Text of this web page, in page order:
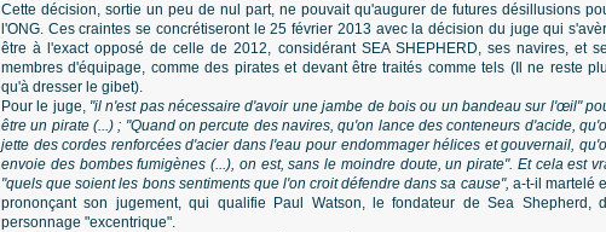
Cette décision, sortie un peu de nul part, ne pouvait qu'augurer de futures désillusions
l'ONG. Ces craintes se concrétiseront le 25 février 2013 avec la décision du juge qui
être à l'exact opposé de celle de 2012, considérant SEA SHEPHERD, ses navires, et
membres d'équipage, comme des pirates et devant être traités comme tels (Il ne reste
qu'à dresser le gibet).
Pour le juge, "il n'est pas nécessaire d'avoir une jambe de bois ou un bandeau sur l'œil"
être un pirate (...) ; "Quand on percute des navires, qu'on lance des conteneurs d'acide,
jette des cordes renforcées d'acier dans l'eau pour endommager hélices et gouvernail,
envoie des bombes fumigènes (...), on est, sans le moindre doute, un pirate". Et cela est
"quels que soient les bons sentiments que l'on croit défendre dans sa cause", a-t-il martelé
prononçant son jugement, qui qualifie Paul Watson, le fondateur de Sea Shepherd,
personnage "excentrique".